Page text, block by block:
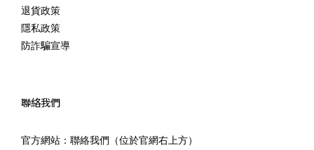
退貨政策
隱私政策
防詐騙宣導
聯絡我們
官方網站：聯絡我們（位於官網右上方）